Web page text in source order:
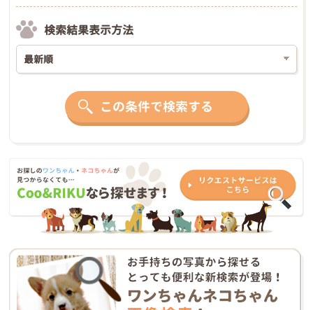
検索結果表示方法
この条件で検索する